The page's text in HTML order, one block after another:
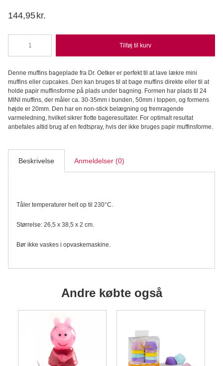
144,95 kr.
Oetker
Traditionel
Mini
Muffins
Bageplade
antal
Tilføj til kurv
Denne muffins bageplade fra Dr. Oetker er perfekt til at lave lækre mini
muffins eller cupcakes. Den kan bruges til at bage muffins direkte eller til at
holde papir muffinsforme på plads under bagning. Formen har plads til 24
MINI muffins, der måler ca. 30-35mm i bunden, 50mm i toppen, og formens
højde er 20mm. Den har en non-stick belægning og fremragende
varmeledning, hvilket sikrer flotte bageresultater. For optimalt resultat
anbefales altid brug af en fedtspray, hvis der ikke bruges papir muffinsforme.
Beskrivelse Anmeldelser (0)
Tåler temperaturer helt op til 230°C.
Størrelse: 26,5 x 38,5 x 2 cm.
Bør ikke vaskes i opvaskemaskine.
Andre købte også